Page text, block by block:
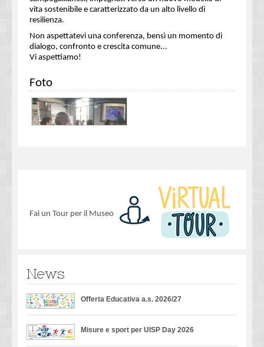
vita sostenibile e caratterizzato da un alto livello di
resilienza.
Non aspettatevi una conferenza, bensì un momento di
dialogo, confronto e crescita comune...
Vi aspettiamo!
Foto
Fai un Tour per il Museo
News
Offerta Educativa a.s. 2026/27
Misure e sport per UISP Day 2026